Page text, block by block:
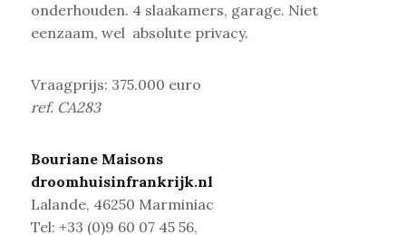
onderhouden. 4 slaakamers, garage. Niet
eenzaam, wel absolute privacy.
Vraagprijs: 375.000 euro
ref. CA283
Bouriane Maisons
droomhuisinfrankrijk.nl
Lalande, 46250 Marminiac
Tel: +33 (0)9 60 07 45 56,